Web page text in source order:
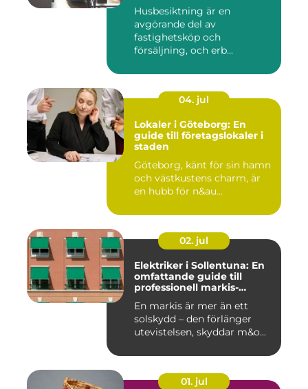
Husbesiktning är en
avgörande del av
fastighetsköp och
försäljning, och erb...
04. jul
Lokaler i Göteborg: En
guide till företagslokaler i
staden
Göteborg, känt för sin hamn
och västkustens charm, är
en hubb för n&au...
02. jul
Elektriker i Sollentuna: En
omfattande guide till
professionell markis-
En markis är mer än ett
solskydd – den förlänger
utevistelsen, skyddar m&o...
01. jul